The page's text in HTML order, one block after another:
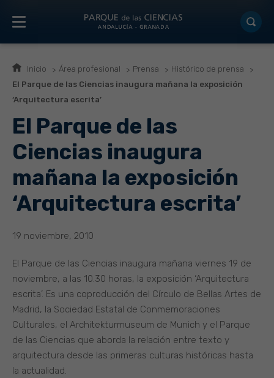
Inicio Área profesional Prensa
Histórico de prensa
El Parque de las Ciencias inaugura mañana la exposición
‘Arquitectura escrita’
El Parque de las
Ciencias inaugura
mañana la exposición
‘Arquitectura escrita’
19 noviembre, 2010
El Parque de las Ciencias inaugura mañana viernes 19 de
noviembre, a las 10.30 horas, la exposición ‘Arquitectura
escrita’. Es una coproducción del Círculo de Bellas Artes de
Madrid, la Sociedad Estatal de Conmemoraciones
Culturales, el Architekturmuseum de Munich y el Parque
de las Ciencias que aborda la relación entre texto y
arquitectura desde las primeras culturas históricas hasta
la actualidad.